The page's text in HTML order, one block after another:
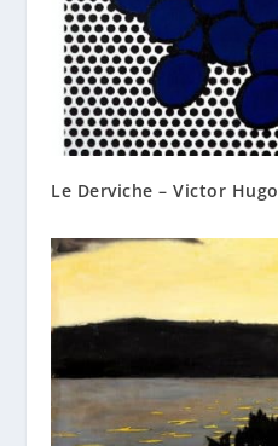
Le Derviche – Victor Hugo